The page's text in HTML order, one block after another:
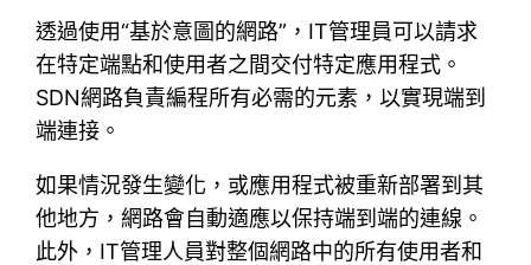
透過使用“基於意圖的網路”，IT管理員可以請求
在特定端點和使用者之間交付特定應用程式。
SDN網路負責編程所有必需的元素，以實現端到
端連接。
如果情況發生變化，或應用程式被重新部署到其
他地方，網路會自動適應以保持端到端的連線。
此外，IT管理人員對整個網路中的所有使用者和